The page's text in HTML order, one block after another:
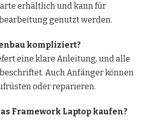
erhältlich und kann für
genutzt werden.
kompliziert?
eine klare Anleitung, und alle
Auch Anfänger können
oder reparieren.
Framework Laptop kaufen?